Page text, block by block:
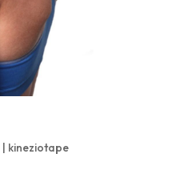
| kineziotape